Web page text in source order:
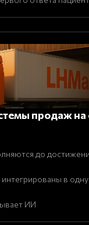
продаж
до
в одну
ИИ